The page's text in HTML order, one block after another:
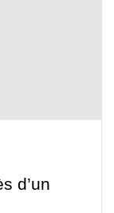
d’un